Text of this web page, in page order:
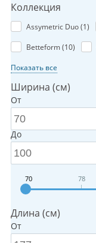
Коллекция
Assymetric Duo (1)
Betteform (10)
Показать все
Ширина (см)
От
До
70 78
Длина (см)
От